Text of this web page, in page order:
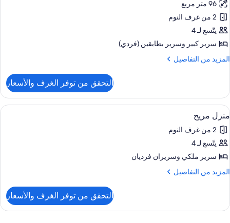
صور
منزل
96 متر مربع
2 من غرف النوم
يتّسع لـ 4
سرير كبير‫‬ وسرير بطابقين (فردي)
المزيد من التفاصيل
المزيد
منزل
التحقق من توفر الغرف والأسعار
استعراض
جميع
صور
منزل
مريح
7
منزل مريح
2 من غرف النوم
يتّسع لـ 4
سرير ملكي‫‬ وسريران فرديان
المزيد من التفاصيل
المزيد
منزل
التحقق من توفر الغرف والأسعار